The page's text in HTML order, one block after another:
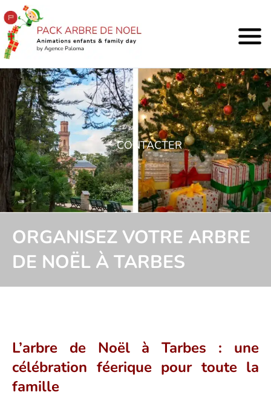
ORGANISEZ VOTRE ARBRE
DE NOËL À TARBES
CONTACTER
L’arbre de Noël à Tarbes : une
célébration féerique pour toute la
famille